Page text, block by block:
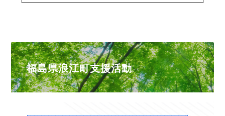
福島県浪江町支援活動